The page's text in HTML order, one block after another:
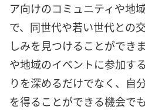
ア向けのコミュニティや地
で、同世代や若い世代との
しみを見つけることができ
や地域のイベントに参加す
りを深めるだけでなく、自
を得ることができる機会で